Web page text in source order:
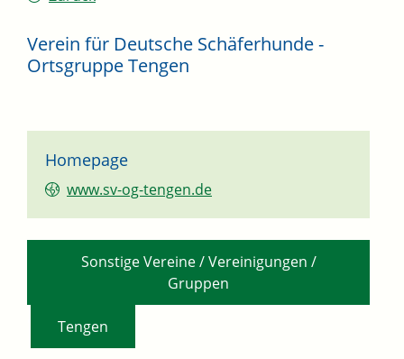
Verein für Deutsche Schäferhunde -
Ortsgruppe Tengen
Homepage
www.sv-og-tengen.de
Sonstige Vereine / Vereinigungen /
Gruppen
Tengen